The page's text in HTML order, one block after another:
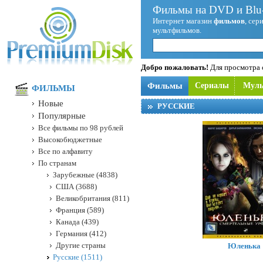
Фильмы на DVD и
Интернет магазин фильмов,
мультфильмов.
Добро пожаловать! Для просмотра
Фильмы Сериалы
РУССКИЕ
Юленька
ФИЛЬМЫ
Новые
Популярные
Все фильмы по 98 рублей
Высокобюджетные
Все по алфавиту
По странам
Зарубежные (4838)
США (3688)
Великобритания (811)
Франция (589)
Канада (439)
Германия (412)
Другие страны
Русские (1511)